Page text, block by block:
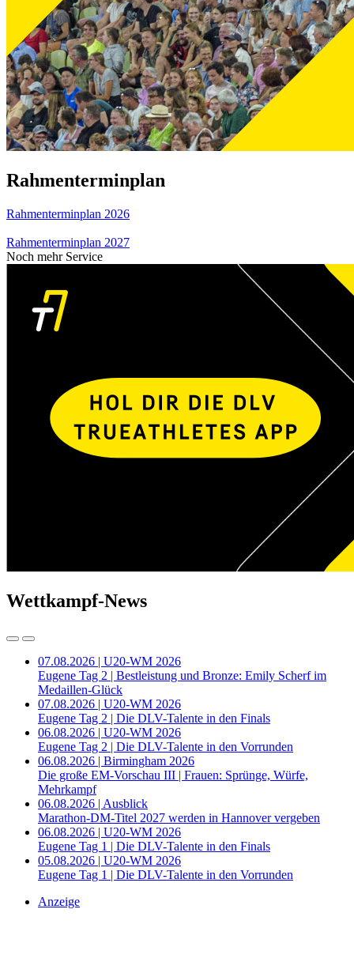
Rahmenterminplan
Rahmenterminplan 2026
Rahmenterminplan 2027
Noch mehr Service
Wettkampf-News
07.08.2026 | U20-WM 2026
Eugene Tag 2 | Bestleistung und Bronze: Emily Scherf im
Medaillen-Glück
07.08.2026 | U20-WM 2026
Eugene Tag 2 | Die DLV-Talente in den Finals
06.08.2026 | U20-WM 2026
Eugene Tag 2 | Die DLV-Talente in den Vorrunden
06.08.2026 | Birmingham 2026
Die große EM-Vorschau III | Frauen: Sprünge, Würfe,
Mehrkampf
06.08.2026 | Ausblick
Marathon-DM-Titel 2027 werden in Hannover vergeben
06.08.2026 | U20-WM 2026
Eugene Tag 1 | Die DLV-Talente in den Finals
05.08.2026 | U20-WM 2026
Eugene Tag 1 | Die DLV-Talente in den Vorrunden
Anzeige